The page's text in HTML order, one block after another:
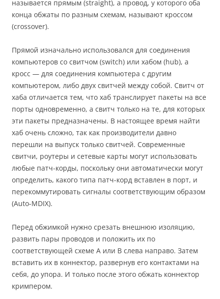
называется прямым (straight), а провод, у которого оба
конца обжаты по разным схемам, называют кроссом
(crossover).
Прямой изначально использовался для соединения
компьютеров со свитчом (switch) или хабом (hub), а
кросс — для соединения компьютера с другим
компьютером, либо двух свитчей между собой. Свитч от
хаба отличается тем, что хаб транслирует пакеты на все
порты одновременно, а свитч только на те, для которых
эти пакеты предназначены. В настоящее время найти
хаб очень сложно, так как производители давно
перешли на выпуск только свитчей. Современные
свитчи, роутеры и сетевые карты могут использовать
любые патч-корды, поскольку они автоматически могут
определить, какого типа патч-корд вставлен в порт, и
перекоммутировать сигналы соответствующим образом
(Auto-MDIX).
Перед обжимкой нужно срезать внешнюю изоляцию,
развить пары проводов и положить их по
соответствующей схеме A или B слева направо. Затем
вставить их в коннектор, развернув его контактами на
себя, до упора. И только после этого обжать коннектор
кримпером.